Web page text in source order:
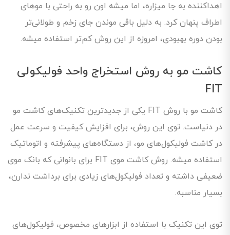
اهداکننده به جا میزاره، اما میشه اون رو به راحتی با موهای
اطراف پنهان کرد. به دلیل باقی موندن جای زخم و طولانی‌تر
بودن دوره بهبودی، امروزه از این روش کم‌تر استفاده میشه.
کاشت مو به روش استخراج واحد فولیکولی
FIT
کاشت مو با روش FIT یکی از جدیدترین تکنیک‌های کاشت مو
در دنیاست. توی این روش، برای افزایش کیفیت و سرعت عمل
در کاشت فولیکول‌های مو، از دستگاه‌های پیشرفته و اتوماتیک
استفاده میشه. روش کاشت موی FIT برای بانوانی که بانک موی
ضعیفی داشته و تعداد فولیکول‌های زیادی برای برداشت ندارن،
بسیار مناسبه.
توی این تکنیک با استفاده از ابزار‌های مخصوص، فولیکول‌های